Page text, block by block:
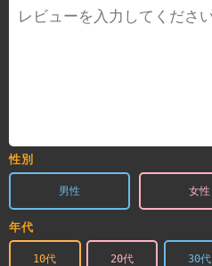
性別
男性 女性
年代
10代 20代 30代